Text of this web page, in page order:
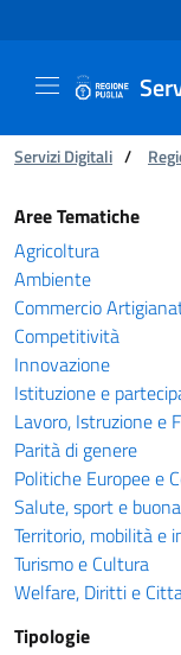
Ti trovi in:
Servizi Digitali /
Catalogo
Aree Tematiche
Agricoltura
Ambiente
Commercio
Competitività
Innovazione
Istituzione e
Lavoro, Istruzione e
Parità di genere
Politiche Europee e
Salute, sport e
Territorio, mobilità e
Turismo e Cultura
Welfare, Diritti e
Tipologie